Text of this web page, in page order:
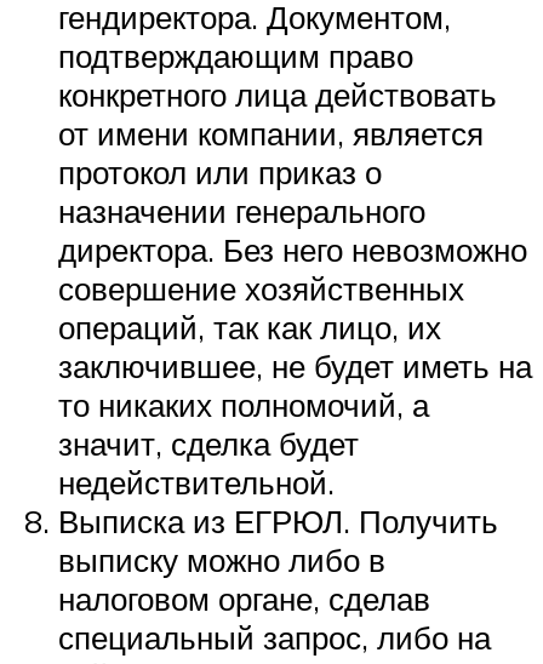
гендиректора. Документом,
подтверждающим право
конкретного лица действовать
от имени компании, является
протокол или приказ о
назначении генерального
директора. Без него невозможно
совершение хозяйственных
операций, так как лицо, их
заключившее, не будет иметь на
то никаких полномочий, а
значит, сделка будет
недействительной.
Выписка из ЕГРЮЛ. Получить
выписку можно либо в
налоговом органе, сделав
специальный запрос, либо на